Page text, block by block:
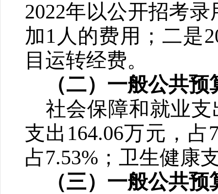
2022年以公开招考录
加1人的费用；二是2
目运转经费。
（二）一般公共
社会保障和就业支
支出164.06万元 ，占
占7.53%； 卫生健康
（三）一般公共